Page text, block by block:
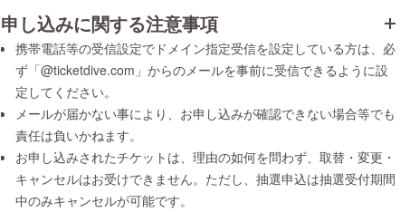
申し込みに関する注意事項
携帯電話等の受信設定でドメイン指定受信を設定している方は、必
ず「@ticketdive.com」からのメールを事前に受信できるように設
定してください。
メールが届かない事により、お申し込みが確認できない場合等でも
責任は負いかねます。
お申し込みされたチケットは、理由の如何を問わず、取替・変更・
キャンセルはお受けできません。ただし、抽選申込は抽選受付期間
中のみキャンセルが可能です。